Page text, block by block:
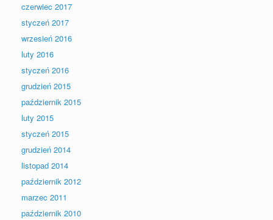
czerwiec 2017
styczeń 2017
wrzesień 2016
luty 2016
styczeń 2016
grudzień 2015
październik 2015
luty 2015
styczeń 2015
grudzień 2014
listopad 2014
październik 2012
marzec 2011
październik 2010